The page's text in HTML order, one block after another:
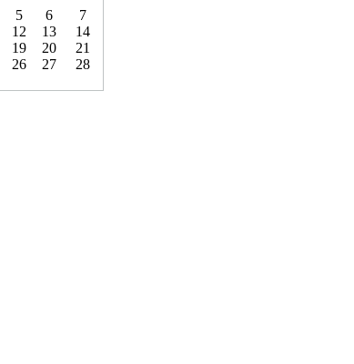
5 6
7
12 13
14
19 20
21
26 27
28